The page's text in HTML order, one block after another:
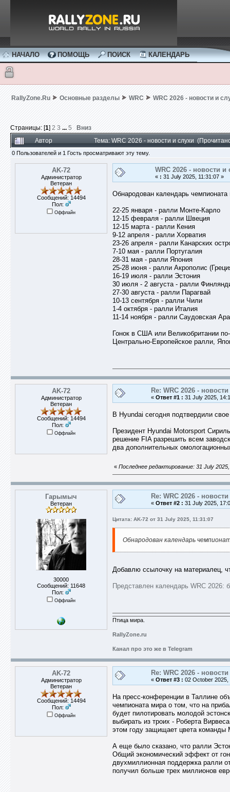
НАЧАЛО ПОМОЩЬ ПОИСК КАЛЕНДАРЬ
RallyZone.Ru Основные разделы WRC WRC 2026 - новости и
Страницы: [1] 2 3 ... 5
Вниз
Автор
Тема: WRC 2026 - новости и слухи
0 Пользователей и 1 Гость просматривают эту тему.
AK-72
Администратор
Ветеран
Сообщений: 14494
Пол:
Оффлайн
WRC 2026 - новости и
« : 31 July 2025, 11:31:07 »
Обнародован календарь
22-25 января - ралли Монте-Карло
12-15 февраля - ралли Швеция
12-15 марта - ралли Кения
9-12 апреля - ралли Хорватия
23-26 апреля - ралли Канарских
7-10 мая - ралли Португалия
28-31 мая - ралли Япония
25-28 июня - ралли Акрополис
16-19 июля - ралли Эстония
30 июля - 2 августа - ралли
27-30 августа - ралли Парагвай
10-13 сентября - ралли Чили
1-4 октября - ралли Италия
11-14 ноября - ралли Саудовская
Гонок в США или Великобритании
Центрально-Европейское ралли,
AK-72
Администратор
Ветеран
Сообщений: 14494
Пол:
Оффлайн
Re: WRC 2026 -
« Ответ #1 : 31 July 2025,
В Hyundai сегодня подтвердили
Президент Hyundai Motorsport
решение FIA разрешить всем
два дополнительных
« Последнее редактирование: 31 July
Гарымыч
Ветеран
30000
Сообщений: 11648
Пол:
Оффлайн
Re: WRC 2026 -
« Ответ #2 : 31 July 2025,
Цитата: AK-72 от 31 July 2025, 11:31:07
Обнародован календарь
Добавлю ссылочку на материалец,
Представлен календарь WRC
Птица мира.
RallyZone.ru
Канал про это же в Telegram
AK-72
Администратор
Ветеран
Сообщений: 14494
Пол:
Оффлайн
Re: WRC 2026 -
« Ответ #3 : 02 October 2025,
На пресс-конференции в Таллине
чемпионата мира о том, что на
будет пилотировать молодой
выбирать из троих - Роберта
этом году защищает цвета команды
А еще было сказано, что ралли
Общий экономический эффект от
двухмиллионная поддержка ралли
получил больше трех миллионов